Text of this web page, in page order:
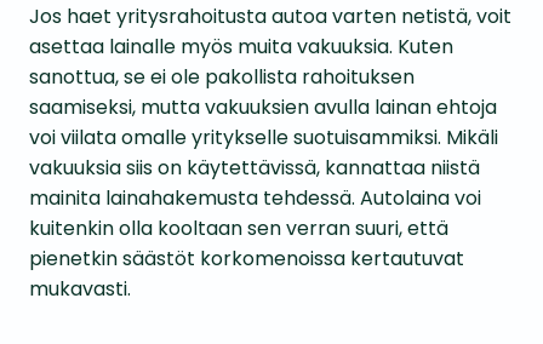
Jos haet yritysrahoitusta autoa varten netistä, voit
asettaa lainalle myös muita vakuuksia. Kuten
sanottua, se ei ole pakollista rahoituksen
saamiseksi, mutta vakuuksien avulla lainan ehtoja
voi viilata omalle yritykselle suotuisammiksi. Mikäli
vakuuksia siis on käytettävissä, kannattaa niistä
mainita lainahakemusta tehdessä. Autolaina voi
kuitenkin olla kooltaan sen verran suuri, että
pienetkin säästöt korkomenoissa kertautuvat
mukavasti.